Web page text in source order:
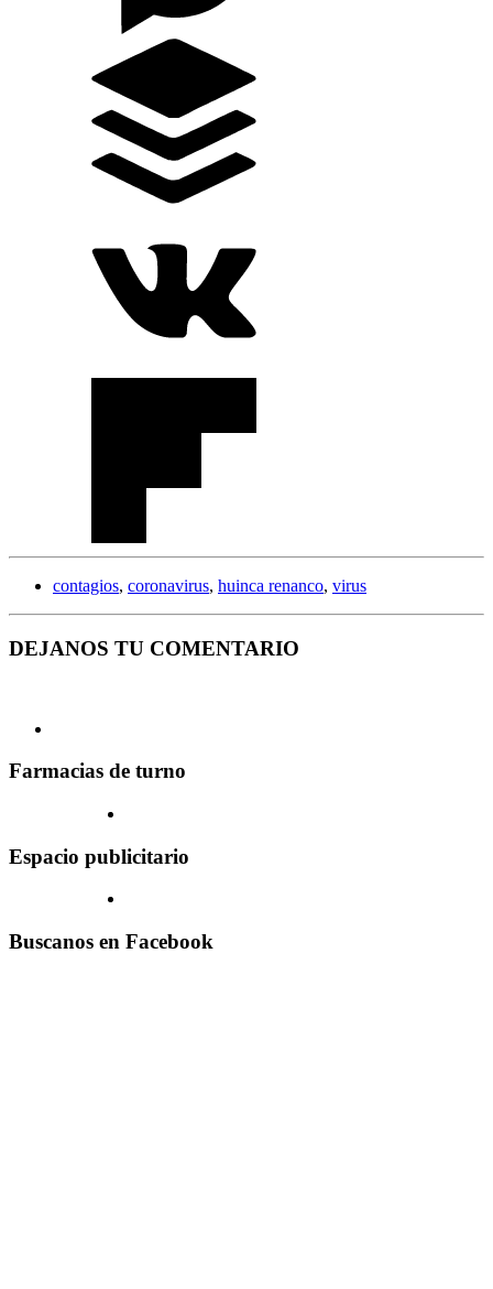
contagios, coronavirus, huinca renanco, virus
DEJANOS TU COMENTARIO
Farmacias de turno
Espacio publicitario
Buscanos en Facebook